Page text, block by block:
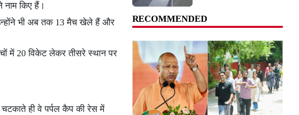
किए हैं।
भी अब तक 13 मैच खेले हैं और
में 20 विकेट लेकर तीसरे स्थान पर
ही वे पर्पल कैप की रेस में
और कंपनियों पर गिरी गाज,
RECOMMENDED